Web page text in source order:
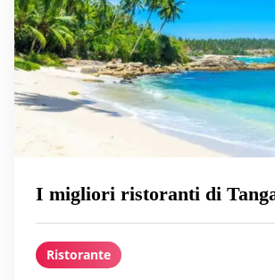
I migliori ristoranti di
Ristorante